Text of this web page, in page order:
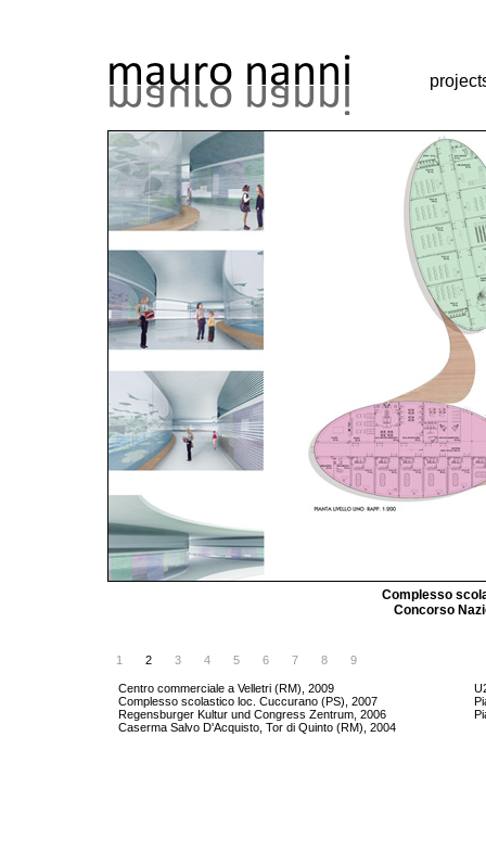
Complesso
Concorso
1 2 3 4 5 6 7 8 9
Centro commerciale a Velletri (RM), 2009
Complesso scolastico loc. Cuccurano (PS), 2007
Regensburger Kultur und Congress Zentrum, 2006
Caserma Salvo D'Acquisto, Tor di Quinto (RM), 2004